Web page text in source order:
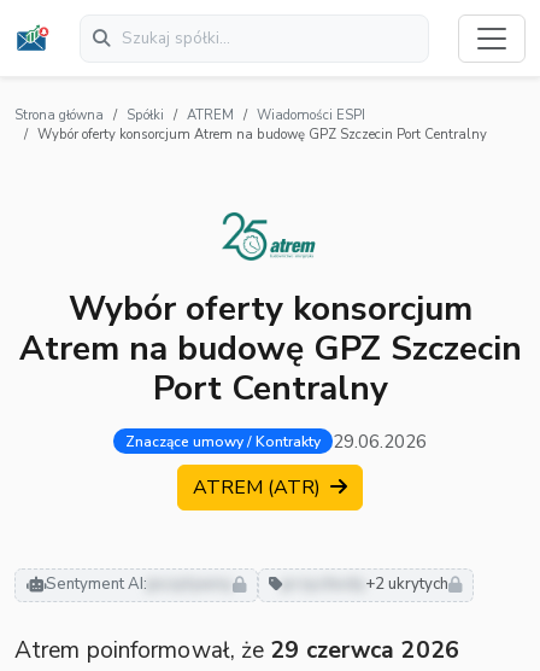
Strona główna Spółki ATREM
Wiadomości ESPI
Wybór oferty konsorcjum Atrem na budowę GPZ Szczecin Port Centralny
Wybór oferty konsorcjum
Atrem na budowę GPZ Szczecin
Port Centralny
Znaczące umowy / Kontrakty 29.06.2026
ATREM (ATR)
Sentyment AI: pozytywny przychody +2 ukrytych
Atrem poinformował, że 29 czerwca 2026